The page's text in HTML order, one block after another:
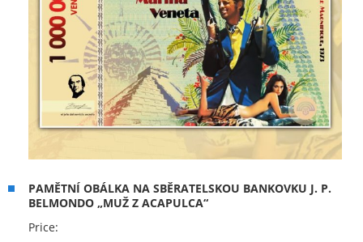
PAMĚTNÍ OBÁLKA NA SBĚRATELSKOU BANKOVKU J. P.
BELMONDO „MUŽ Z ACAPULCA“
Price: